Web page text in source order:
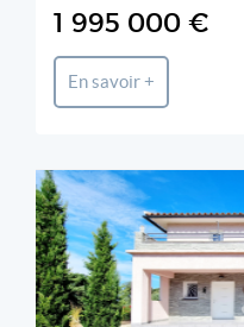
1 995 000 €
En savoir +
CORSE